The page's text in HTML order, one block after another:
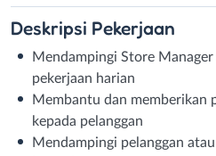
Deskripsi Pekerjaan
Mendampingi Store Manager
pekerjaan harian
Membantu dan memberikan
kepada pelanggan
Mendampingi pelanggan